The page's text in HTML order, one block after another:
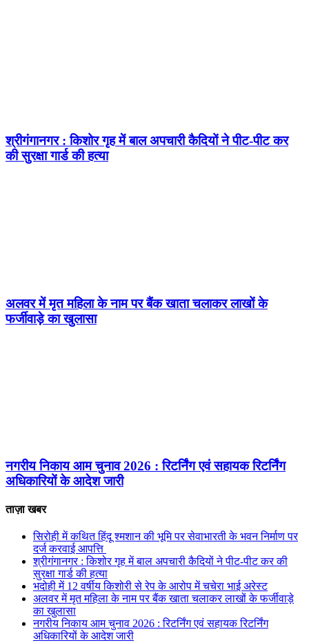
श्रीगंगानगर : किशोर गृह में बाल अपचारी कैदियों ने पीट-पीट कर
की सुरक्षा गार्ड की हत्या
अलवर में मृत महिला के नाम पर बैंक खाता चलाकर लाखों के
फर्जीवाड़े का खुलासा
नगरीय निकाय आम चुनाव 2026 : रिटर्निंग एवं सहायक रिटर्निंग
अधिकारियों के आदेश जारी
ताज़ा खबर
सिरोही में कथित हिंदू श्मशान की भूमि पर सेवाभारती के भवन निर्माण पर
दर्ज करवाई आपत्ति
श्रीगंगानगर : किशोर गृह में बाल अपचारी कैदियों ने पीट-पीट कर की
सुरक्षा गार्ड की हत्या
भदोही में 12 वर्षीय किशोरी से रेप के आरोप में चचेरा भाई अरेस्ट
अलवर में मृत महिला के नाम पर बैंक खाता चलाकर लाखों के फर्जीवाड़े
का खुलासा
नगरीय निकाय आम चुनाव 2026 : रिटर्निंग एवं सहायक रिटर्निंग
अधिकारियों के आदेश जारी